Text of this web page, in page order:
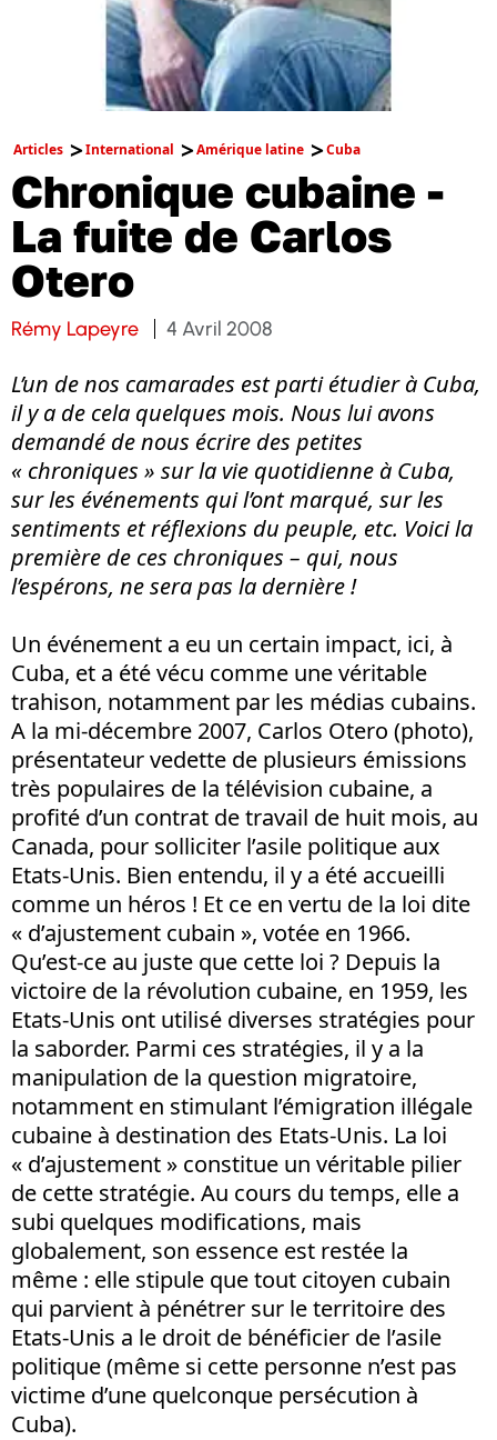
Articles International Amérique latine Cuba
Chronique cubaine -
La fuite de Carlos
Otero
Rémy Lapeyre 4 Avril 2008
L’un de nos camarades est parti étudier à Cuba,
il y a de cela quelques mois. Nous lui avons
demandé de nous écrire des petites
« chroniques » sur la vie quotidienne à Cuba,
sur les événements qui l’ont marqué, sur les
sentiments et réflexions du peuple, etc. Voici la
première de ces chroniques – qui, nous
l’espérons, ne sera pas la dernière !
Un événement a eu un certain impact, ici, à
Cuba, et a été vécu comme une véritable
trahison, notamment par les médias cubains.
A la mi-décembre 2007, Carlos Otero (photo),
présentateur vedette de plusieurs émissions
très populaires de la télévision cubaine, a
profité d’un contrat de travail de huit mois, au
Canada, pour solliciter l’asile politique aux
Etats-Unis. Bien entendu, il y a été accueilli
comme un héros ! Et ce en vertu de la loi dite
« d’ajustement cubain », votée en 1966.
Qu’est-ce au juste que cette loi ? Depuis la
victoire de la révolution cubaine, en 1959, les
Etats-Unis ont utilisé diverses stratégies pour
la saborder. Parmi ces stratégies, il y a la
manipulation de la question migratoire,
notamment en stimulant l’émigration illégale
cubaine à destination des Etats-Unis. La loi
« d’ajustement » constitue un véritable pilier
de cette stratégie. Au cours du temps, elle a
subi quelques modifications, mais
globalement, son essence est restée la
même : elle stipule que tout citoyen cubain
qui parvient à pénétrer sur le territoire des
Etats-Unis a le droit de bénéficier de l’asile
politique (même si cette personne n’est pas
victime d’une quelconque persécution à
Cuba).